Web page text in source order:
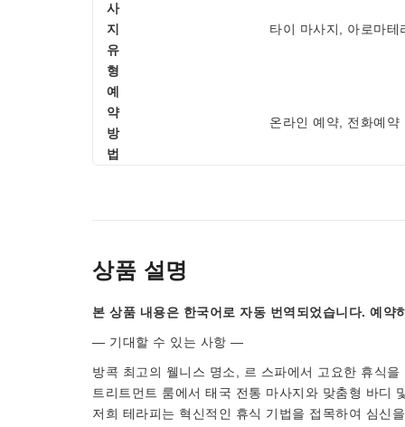
사
지
유
형
타이 마사지, 아로마테
예
약
방
법
온라인 예약, 전화예약
상품 설명
본 상품 내용은 한국어로 자동 번역되었습니다. 예약
— 기대할 수 있는 사항 —
방콕 최고의 웰니스 명소, 르 스파에서 고요한 휴식
트리트먼트 룸에서 태국 전통 마사지와 맞춤형 바디
저희 테라피는 혁신적인 휴식 기법을 접목하여 심신